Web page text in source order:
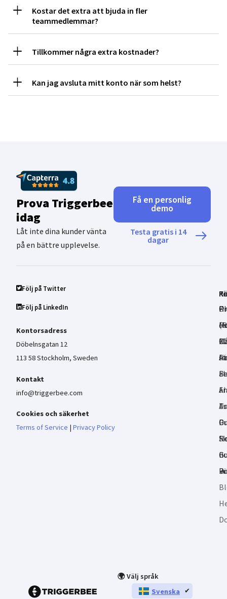
Kostar det extra att bjuda in fler
teammedlemmar?
Tillkommer några extra kostnader?
Kan jag avsluta mitt konto när som helst?
Prova Triggerbee
idag
Låt inte dina kunder vänta
på en bättre upplevelse.
Få en personlig
demo
Testa gratis i 14
dagar
Följ på Twitter
Följ på LinkedIn
Kontorsadress
Döbelnsgatan 12
113 58 Stockholm, Sweden
Kontakt
info@triggerbee.com
Cookies och säkerhet
Terms of Service | Privacy Policy
AI
🔥
20
🌍 Välj språk
Svenska